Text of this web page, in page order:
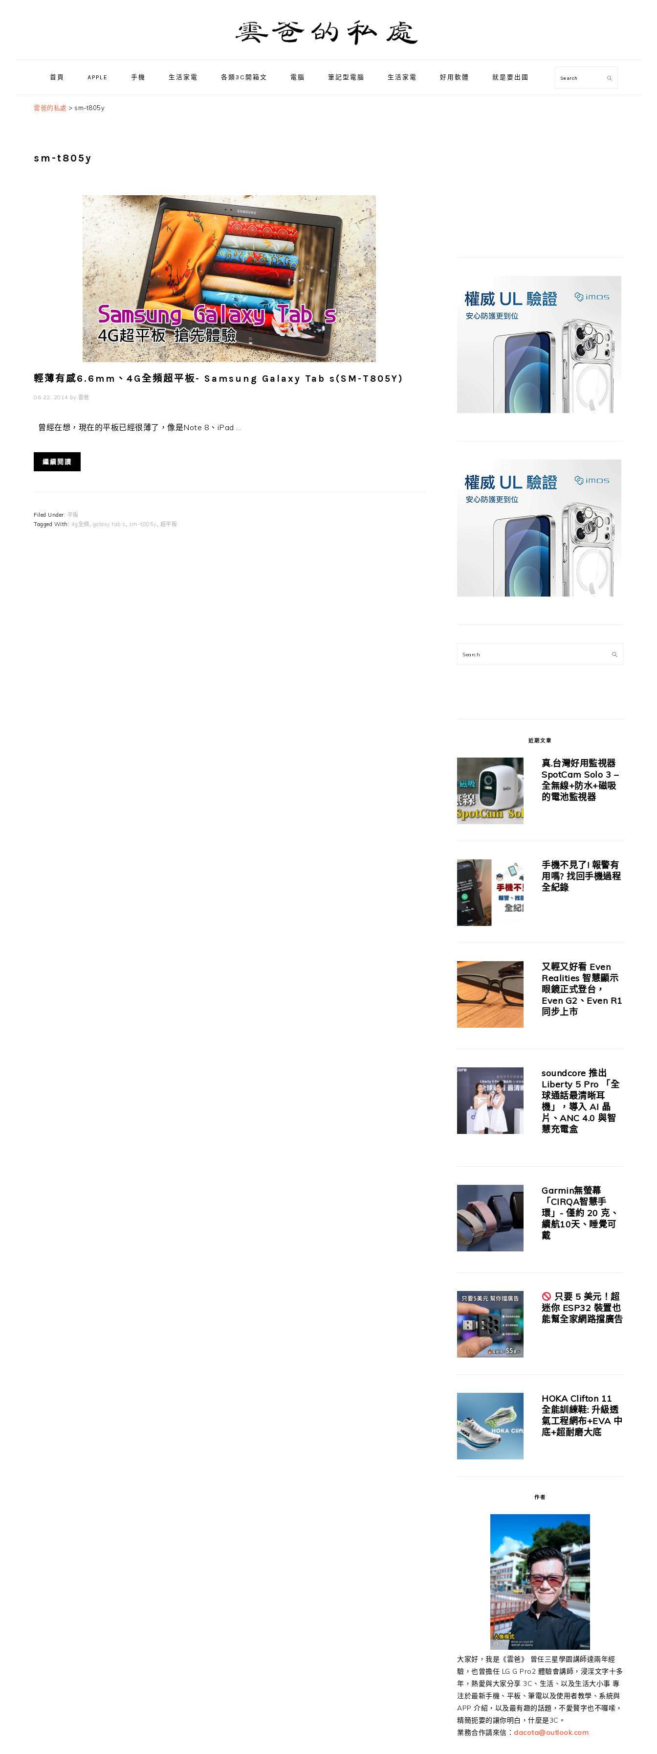
首頁 APPLE 手機 生活家電 各類3C開箱文 電腦 筆記型電腦 生活家電 好用軟體 就是要出國 Search
雲爸的私處 > sm-t805y
sm-t805y
輕薄有感6.6mm、4G全頻超平板- Samsung Galaxy Tab s(SM-T805Y)
06 22, 2014 by 雲爸
曾經在想，現在的平板已經很薄了，像是Note 8、iPad ...
繼續閱讀
Filed Under: 平板
Tagged With: 4g全頻 , galaxy tab s , sm-t805y, 超平板
Search
近期文章
真.台灣好用監視器
SpotCam Solo 3 –
全無線+防水+磁吸
的電池監視器
手機不見了! 報警有
用嗎? 找回手機過程
全紀錄
又輕又好看 Even
Realities 智慧顯示
眼鏡正式登台，
Even G2、Even R1
同步上市
soundcore 推出
Liberty 5 Pro 「全
球通話最清晰耳
機」，導入 AI 晶
片、ANC 4.0 與智
慧充電盒
Garmin無螢幕
「CIRQA智慧手
環」- 僅約 20 克、
續航10天、睡覺可
戴
只要 5 美元！超
迷你 ESP32 裝置也
能幫全家網路擋廣告
HOKA Clifton 11
全能訓練鞋: 升級透
氣工程網布+EVA 中
底+超耐磨大底
作者
大家好，我是《雲爸》 曾任三星學園講師達兩年經
驗，也曾擔任 LG G Pro2 體驗會講師，浸淫文字十多
年，熱愛與大家分享 3C、生活、以及生活大小事 專
注於最新手機、平板、筆電以及使用者教學、系統與
APP 介紹，以及最有趣的話題，不愛贅字也不囉嗦，
精簡扼要的讓你明白，什麼是3C。
業務合作請來信： dacota@outlook.com